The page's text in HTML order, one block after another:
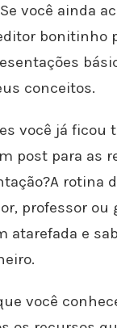
você ainda
bonitinho
conceitos.
você já ficou
post para as
rotina
professor ou
atarefada e
você